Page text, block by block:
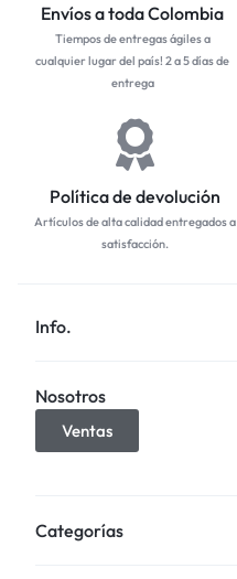
Envíos a toda Colombia
Tiempos de entregas ágiles a
cualquier lugar del país! 2 a 5 días de
entrega
Política de devolución
Artículos de alta calidad entregados a
satisfacción.
Info.
Nosotros
Ventas
Categorías